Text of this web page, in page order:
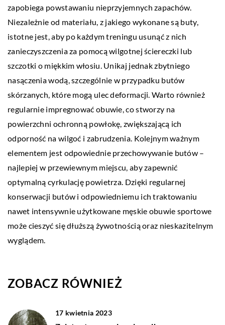
zapobiega powstawaniu nieprzyjemnych zapachów.
Niezależnie od materiału, z jakiego wykonane są buty,
istotne jest, aby po każdym treningu usunąć z nich
zanieczyszczenia za pomocą wilgotnej ściereczki lub
szczotki o miękkim włosiu. Unikaj jednak zbytniego
nasączenia wodą, szczególnie w przypadku butów
skórzanych, które mogą ulec deformacji. Warto również
regularnie impregnować obuwie, co stworzy na
powierzchni ochronną powłokę, zwiększającą ich
odporność na wilgoć i zabrudzenia. Kolejnym ważnym
elementem jest odpowiednie przechowywanie butów –
najlepiej w przewiewnym miejscu, aby zapewnić
optymalną cyrkulację powietrza. Dzięki regularnej
konserwacji butów i odpowiedniemu ich traktowaniu
nawet intensywnie użytkowane męskie obuwie sportowe
może cieszyć się dłuższą żywotnością oraz nieskazitelnym
wyglądem.
ZOBACZ RÓWNIEŻ
17 kwietnia 2023